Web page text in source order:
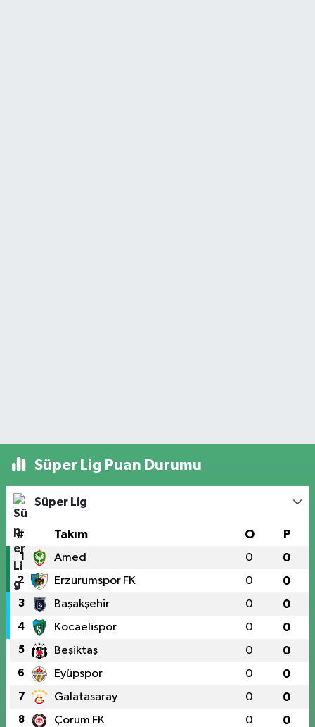
Süper Lig Puan Durumu
Süper Lig
# Takım O P
1 Amed 0 0
2 Erzurumspor FK 0 0
3 Başakşehir 0 0
4 Kocaelispor 0 0
5 Beşiktaş 0 0
6 Eyüpspor 0 0
7 Galatasaray 0 0
8 Çorum FK 0 0